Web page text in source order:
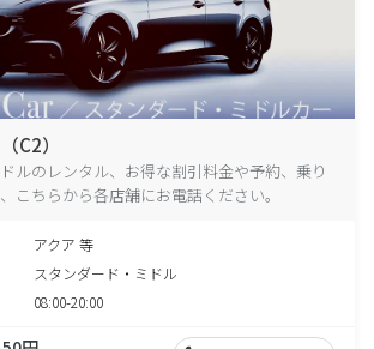
C2）
ルのレンタル、お得な割引料金や予約、乗り
こちらから各店舗にお電話ください。
アクア 等
スタンダード・ミドル
08:00-20:00